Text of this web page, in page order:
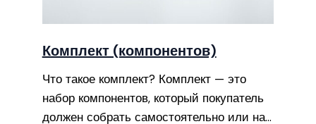
Комплект (компонентов)
Что такое комплект? Комплект — это
набор компонентов, который покупатель
должен собрать самостоятельно или на…